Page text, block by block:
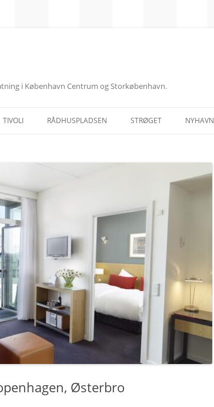
i København Centrum og Storkøbenhavn.
TIVOLI RÅDHUSPLADSEN STRØGET NYHAVN
Østerbro